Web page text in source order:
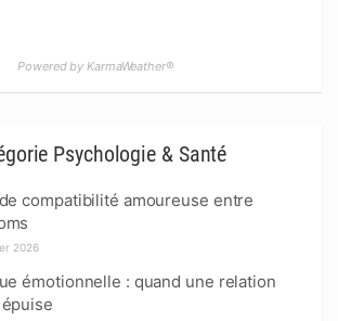
Psychologie & Santé
compatibilité amoureuse entre
2026
émotionnelle : quand une relation
Powered by KarmaWeather®